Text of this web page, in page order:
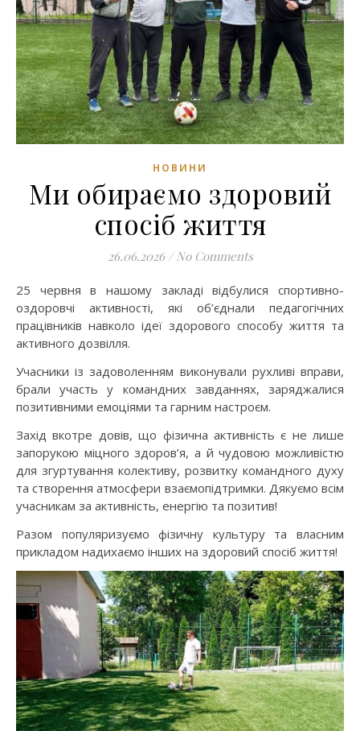
НОВИНИ
Ми обираємо здоровий
спосіб життя
26.06.2026 / No Comments
25 червня в нашому закладі відбулися спортивно-
оздоровчі активності, які об’єднали педагогічних
працівників навколо ідеї здорового способу життя та
активного дозвілля.
Учасники із задоволенням виконували рухливі вправи,
брали участь у командних завданнях, заряджалися
позитивними емоціями та гарним настроєм.
Захід вкотре довів, що фізична активність є не лише
запорукою міцного здоров’я, а й чудовою можливістю
для згуртування колективу, розвитку командного духу
та створення атмосфери взаємопідтримки. Дякуємо всім
учасникам за активність, енергію та позитив!
Разом популяризуємо фізичну культуру та власним
прикладом надихаємо інших на здоровий спосіб життя!